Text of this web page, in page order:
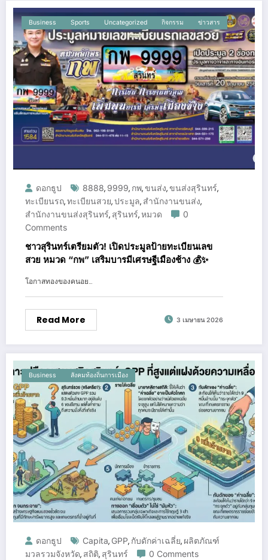
Business Sports Uncategorized กิจกรรม ข่าวสาร
ดอกธูป 8888, 9999, กพ,ขนส่ง,ขนส่งสุรินทร์,
ทะเบียนรถ,ทะเบียนสวย,ประมูล, สำนักงานขนส่ง,
สำนักงานขนส่งสุรินทร์, สุรินทร์,หมวด
0
Comments
ชาวสุรินทร์เตรียมตัว! เปิดประมูลป้ายทะเบียนเลข
สวย หมวด “กพ” เสริมบารมีเศรษฐีเมืองช้าง 💰✨
โอกาสทองของคนอย…
Read More 3 เมษายน 2026
Business สังคมท้องถิ่นการเมือง
ดอกธูป Capita, GPP, กับดักค่าเฉลี่ย, ผลิตภัณฑ์
มวลรวมจังหวัด, สถิติ, สุรินทร์ 0 Comments